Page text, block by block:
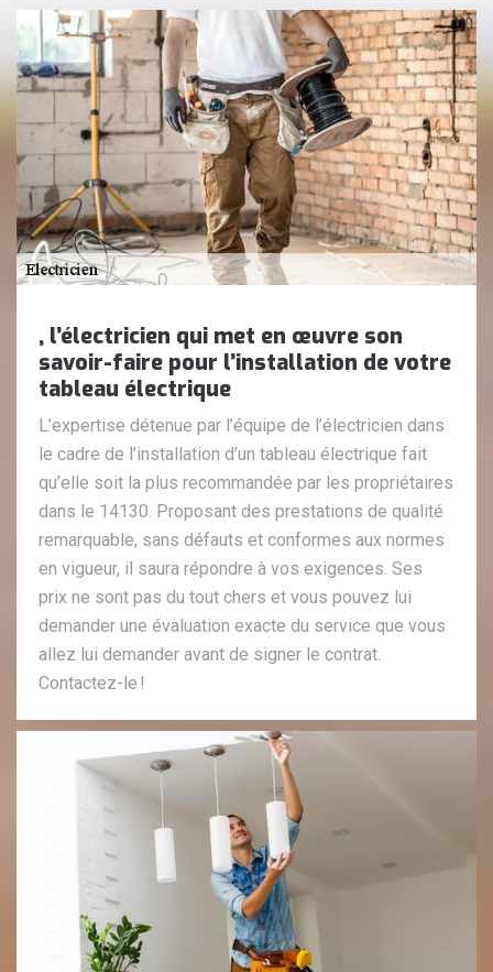
, l’électricien qui met en œuvre son
savoir-faire pour l’installation de votre
tableau électrique
L’expertise détenue par l’équipe de l’électricien dans
le cadre de l’installation d’un tableau électrique fait
qu’elle soit la plus recommandée par les propriétaires
dans le 14130. Proposant des prestations de qualité
remarquable, sans défauts et conformes aux normes
en vigueur, il saura répondre à vos exigences. Ses
prix ne sont pas du tout chers et vous pouvez lui
demander une évaluation exacte du service que vous
allez lui demander avant de signer le contrat.
Contactez-le !